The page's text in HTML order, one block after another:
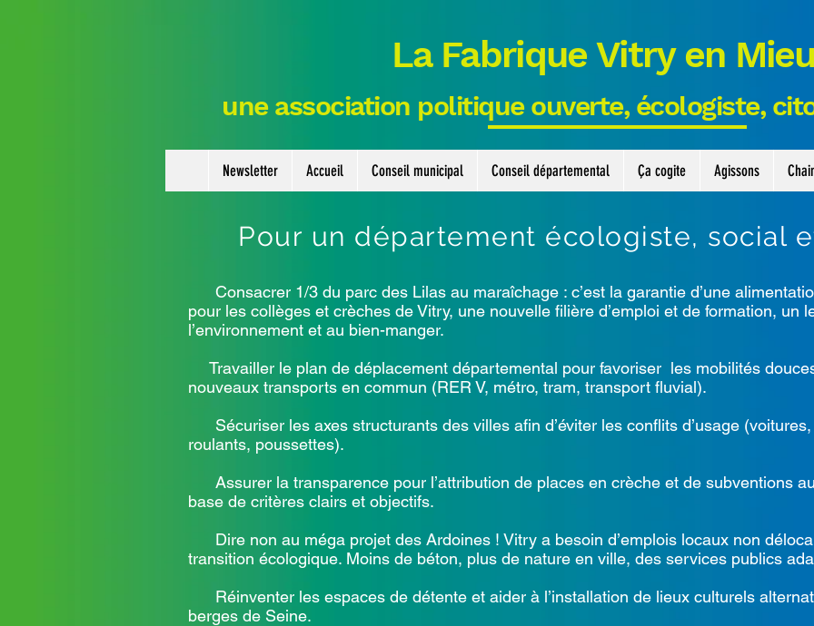
La Fabrique Vitry en
une association politique ouverte, écologiste,
Newsletter Accueil Conseil municipal Conseil départemental Ça cogite Agissons
Pour un département écologiste, social
Consacrer 1/3 du parc des Lilas au maraîchage : c’est la garantie d’une
pour les collèges et crèches de Vitry, une nouvelle filière d’emploi et de formation, un
l’environnement et au bien-manger.
Travailler le plan de déplacement départemental pour favoriser les mobilités
nouveaux transports en commun (RER V, métro, tram, transport fluvial).
Sécuriser les axes structurants des villes afin d’éviter les conflits d’usage
roulants, poussettes).
Assurer la transparence pour l’attribution de places en crèche et de subventions
base de critères clairs et objectifs.
Dire non au méga projet des Ardoines ! Vitry a besoin d’emplois locaux non
transition écologique. Moins de béton, plus de nature en ville, des services publics
Réinventer les espaces de détente et aider à l’installation de lieux culturels
berges de Seine.